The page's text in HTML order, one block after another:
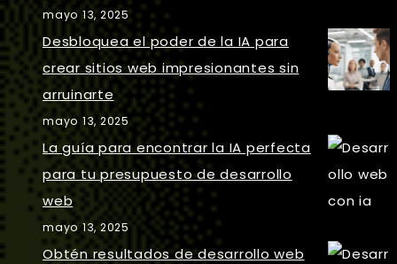
mayo 13, 2025
Desbloquea el poder de la IA para
crear sitios web impresionantes sin
arruinarte
mayo 13, 2025
La guía para encontrar la IA perfecta
para tu presupuesto de desarrollo
web
mayo 13, 2025
Obtén resultados de desarrollo web